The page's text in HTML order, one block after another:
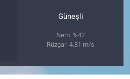
Güneşli
Nem: %42
Rüzgar: 4.81 m/s